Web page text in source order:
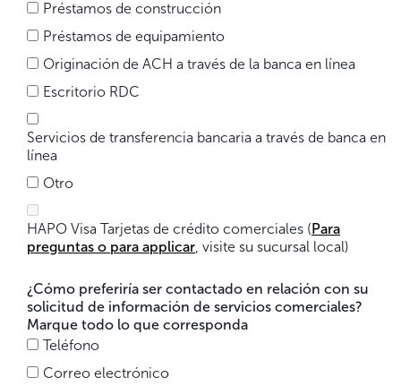
Préstamos de construcción
Préstamos de equipamiento
Originación de ACH a través de la banca en línea
Escritorio RDC
Servicios de transferencia bancaria a través de banca en
línea
Otro
HAPO Visa Tarjetas de crédito comerciales ( Para
preguntas o para applicar , visite su sucursal local)
¿Cómo preferiría ser contactado en relación con su
solicitud de información de servicios comerciales?
Marque todo lo que corresponda
Teléfono
Correo electrónico